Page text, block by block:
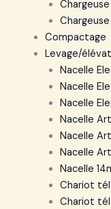
Compactage
Levage/
Nacelle
Nacelle
Nacelle
Nacelle
Nacelle
Nacelle
Nacelle
Chariot
Chariot